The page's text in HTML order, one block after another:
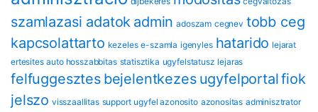
szamlazasi adatok admin adoszam cegnev tobb ceg
kapcsolattarto kezeles e-szamla igenyles hatarido lejarat
ertesites auto hosszabbitas statisztika ugyfelstatusz lejaras
felfuggesztes bejelentkezes ugyfelportalfiok
jelszo visszaallitas support ugyfel azonosito azonositas adminisztrator